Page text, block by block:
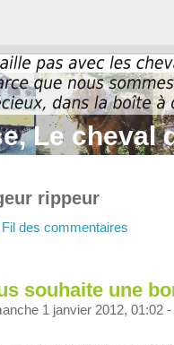
Le cheval
rippeur
Fil des commentaires
souhaite une
1 janvier 2012, 01:02 -